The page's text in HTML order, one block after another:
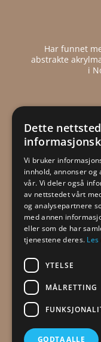
Har funnet
abstrakte
i
Har hatt flere
Mange gode
på mitt
Hvorfor
Jeg ønsker å
Dette
Vi bruker
innhold, annonser
vår. Vi deler også
av nettstedet vårt
og analysepartnere
med annen
eller som de har
tjenestene deres.
YTELSE
MÅLRETTING
GODTA ALLE